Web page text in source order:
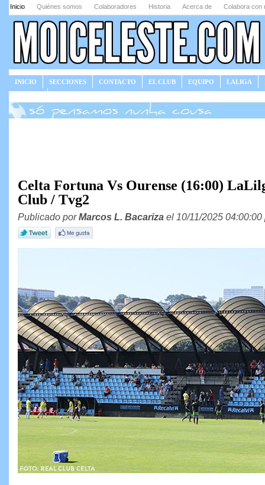
Inicio Quiénes somos Colaboradores Historia Acerca de Colabora con
INICIO SECCIONES CONTACTO EL CLUB EQUIPO LALIGA
Celta Fortuna Vs Ourense (16:00)
Club / Tvg2
Publicado porMarcos L. Bacariza el 10/11/2025 04:00:00